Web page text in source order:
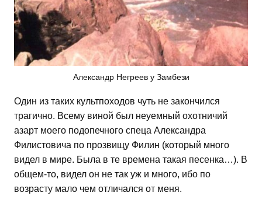
Александр Негреев у Замбези
Один из таких культпоходов чуть не закончился
трагично. Всему виной был неуемный охотничий
азарт моего подопечного спеца Александра
Филистовича по прозвищу Филин (который много
видел в мире. Была в те времена такая песенка…). В
общем-то, видел он не так уж и много, ибо по
возрасту мало чем отличался от меня.